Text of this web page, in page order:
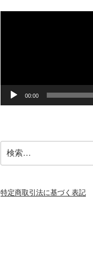
ー
00:00
索:
特定商取引法に基づく表記